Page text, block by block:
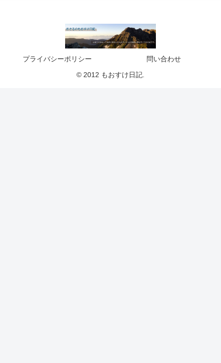
プライバシーポリシー
問い合わせ
© 2012 もおすけ日記.